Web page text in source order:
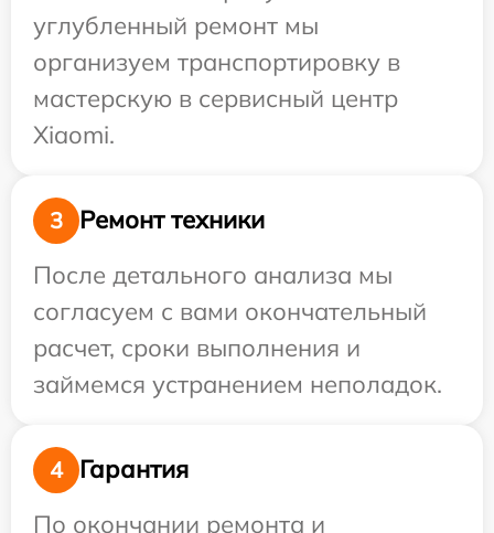
углубленный ремонт мы
организуем транспортировку в
мастерскую в сервисный центр
Xiaomi.
3
Ремонт техники
После детального анализа мы
согласуем с вами окончательный
расчет, сроки выполнения и
займемся устранением неполадок.
4
Гарантия
По окончании ремонта и